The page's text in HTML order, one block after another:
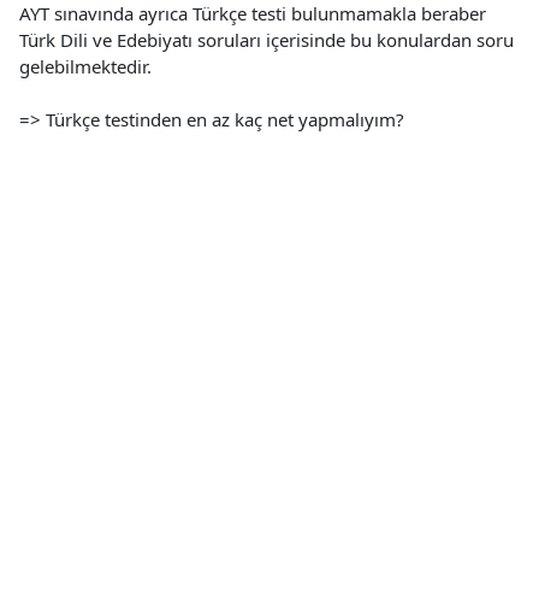
AYT sınavında ayrıca Türkçe testi bulunmamakla beraber
Türk Dili ve Edebiyatı soruları içerisinde bu konulardan soru
gelebilmektedir.
=> Türkçe testinden en az kaç net yapmalıyım?